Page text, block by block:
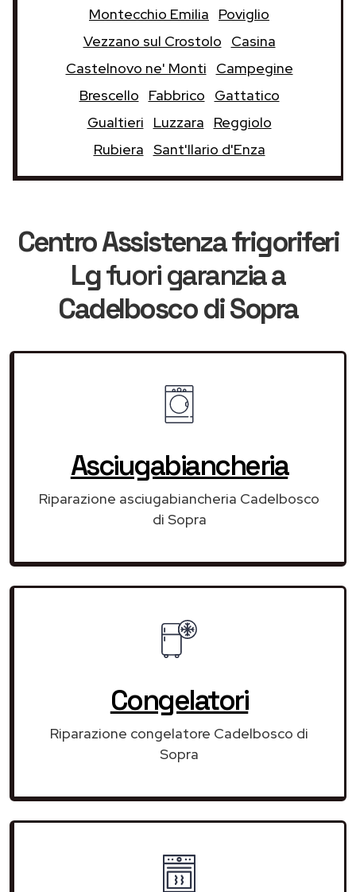
Montecchio Emilia
Poviglio
Vezzano sul Crostolo
Casina
Castelnovo ne' Monti
Campegine
Brescello
Fabbrico
Gattatico
Gualtieri
Luzzara
Reggiolo
Rubiera Sant'Ilario d'Enza
Centro Assistenza frigoriferi
Lgfuori garanziaa
Cadelbosco di Sopra
Asciugabiancheria
Riparazione asciugabiancheria Cadelbosco
di Sopra
Congelatori
Riparazione congelatore Cadelbosco di
Sopra